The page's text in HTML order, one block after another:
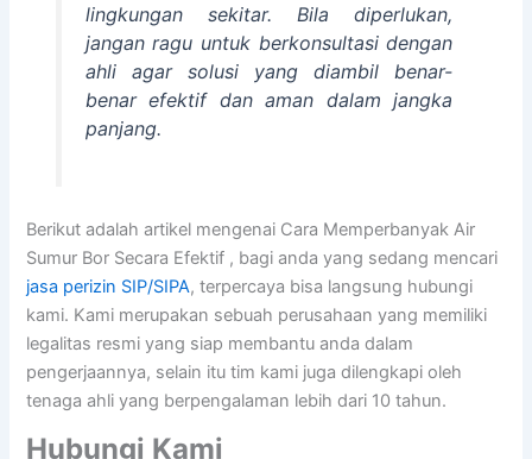
lingkungan sekitar. Bila diperlukan,
jangan ragu untuk berkonsultasi dengan
ahli agar solusi yang diambil benar-
benar efektif dan aman dalam jangka
panjang.
Berikut adalah artikel mengenai Cara Memperbanyak Air
Sumur Bor Secara Efektif , bagi anda yang sedang mencari
jasa perizin SIP/SIPA, terpercaya bisa langsung hubungi
kami. Kami merupakan sebuah perusahaan yang memiliki
legalitas resmi yang siap membantu anda dalam
pengerjaannya, selain itu tim kami juga dilengkapi oleh
tenaga ahli yang berpengalaman lebih dari 10 tahun.
Hubungi Kami